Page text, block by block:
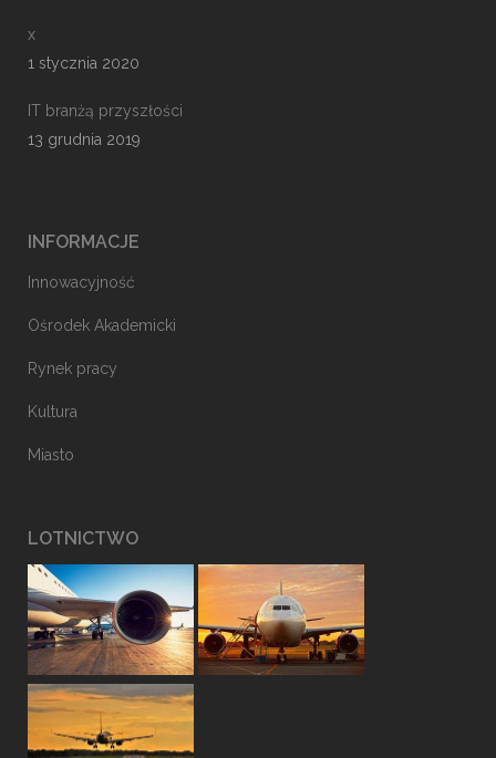
x
1 stycznia 2020
IT branżą przyszłości
13 grudnia 2019
INFORMACJE
Innowacyjność
Ośrodek Akademicki
Rynek pracy
Kultura
Miasto
LOTNICTWO